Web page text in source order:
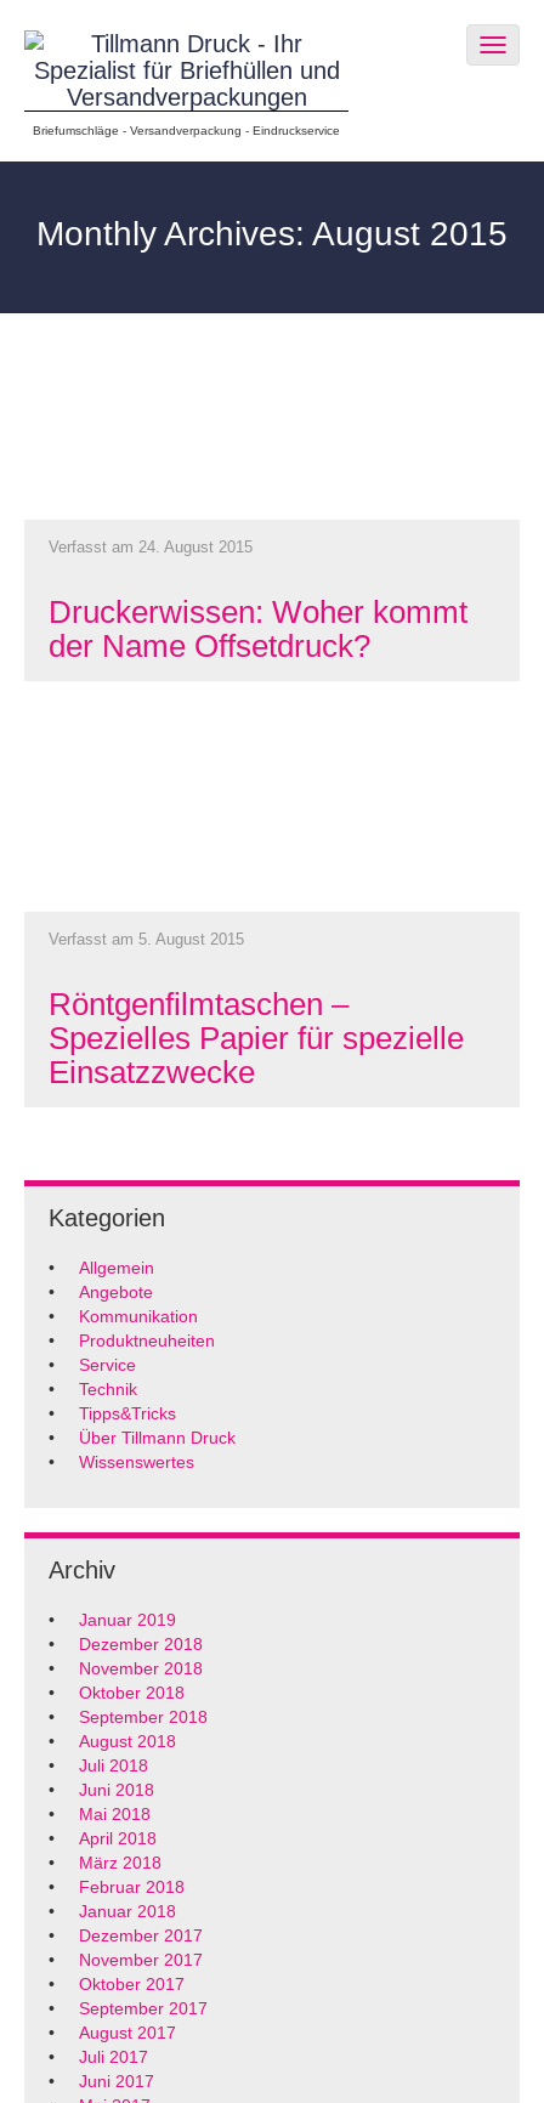
Briefumschläge - Versandverpackung - Eindruckservice
Monthly Archives: August 2015
Verfasst am 24. August 2015
Druckerwissen: Woher kommt
der Name Offsetdruck?
Verfasst am 5. August 2015
Röntgenfilmtaschen –
Spezielles Papier für spezielle
Einsatzzwecke
Kategorien
Allgemein
Angebote
Kommunikation
Produktneuheiten
Service
Technik
Tipps&Tricks
Über Tillmann Druck
Wissenswertes
Archiv
Januar 2019
Dezember 2018
November 2018
Oktober 2018
September 2018
August 2018
Juli 2018
Juni 2018
Mai 2018
April 2018
März 2018
Februar 2018
Januar 2018
Dezember 2017
November 2017
Oktober 2017
September 2017
August 2017
Juli 2017
Juni 2017